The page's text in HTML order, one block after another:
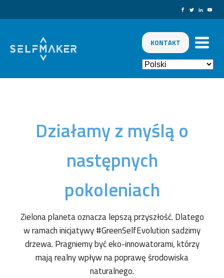
KONTAKT
Działamy z myślą o
następnych
pokoleniach
Zielona planeta oznacza lepszą przyszłość. Dlatego
w ramach inicjatywy #GreenSelfEvolution sadzimy
drzewa. Pragniemy być eko-innowatorami, którzy
mają realny wpływ na poprawę środowiska
naturalnego.